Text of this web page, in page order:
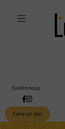
Suivez-nous :
Faire un don